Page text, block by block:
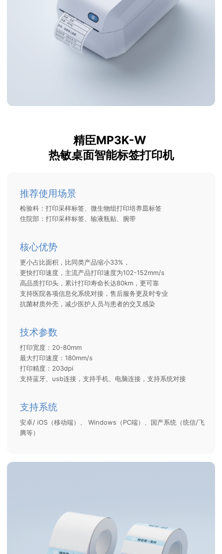
精臣MP3K-W
热敏桌面智能标签打印机
推荐使用场景
检验科：打印采样标签、微生物组打印培养皿标签
住院部：打印采样标签、输液瓶贴、腕带
核心优势
更小占比面积，比同类产品缩小33%，
更快打印速度，主流产品打印速度为102-152mm/s
高品质打印头，累计打印寿命长达80km，更可靠
支持医院各项信息化系统对接，售后服务更及时专业
抗菌材质外壳，减少医护人员与患者的交叉感染
技术参数
打印宽度：20-80mm
最大打印速度：180mm/s
打印精度：203dpi
支持蓝牙、usb连接，支持手机、电脑连接，支持系统对接
支持系统
安卓/ iOS（移动端）、 Windows（PC端）、国产系统（统信/飞
腾等）